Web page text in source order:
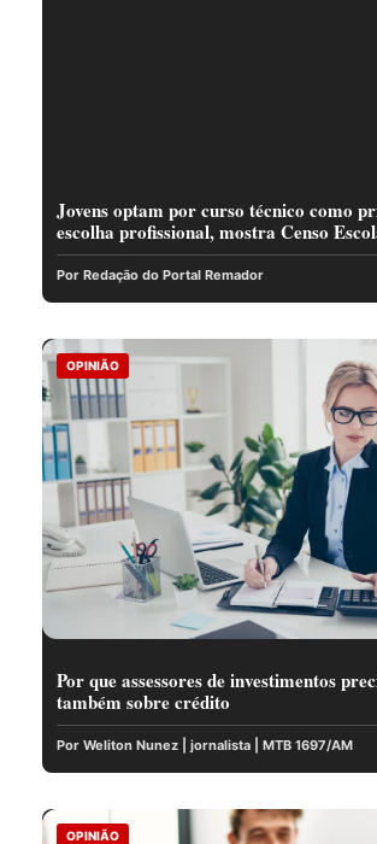
Jovens optam por curso técnico como
escolha profissional, mostra Censo
Por Redação do Portal Remador
OPINIÃO
Por que assessores de investimentos
também sobre crédito
Por Weliton Nunez | jornalista | MTB 1697/AM
OPINIÃO